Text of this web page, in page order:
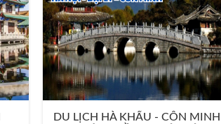
DU LỊCH HÀ KHẨU - CÔN MINH